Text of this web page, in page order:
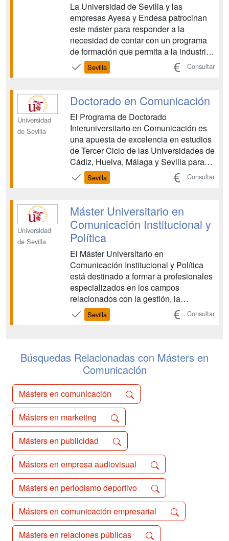
La Universidad de Sevilla y las
empresas Ayesa y Endesa patrocinan
este máster para responder a la
necesidad de contar con un programa
de formación que permita a la industria
andaluza y española disponer de
profesionales capacitados para
de información y telecomunicaciones
de alto impacto y alcance global. Con ...
Sevilla Consultar
Universidad
de Sevilla
Doctorado en Comunicación
El Programa de Doctorado
Interuniversitario en Comunicación es
una apuesta de excelencia en estudios
de Tercer Ciclo de las Universidades de
Cádiz, Huelva, Málaga y Sevilla para
ofrecer a los futuros Doctores en
Comunicación un programa formativo
internacional, con seis líneas de
investigación definidas y una ...
Sevilla Consultar
Universidad
de Sevilla
Máster Universitario en
Comunicación Institucional y
Política
El Máster Universitario en
Comunicación Institucional y Política
está destinado a formar a profesionales
especializados en los campos
relacionados con la gestión, la
promoción y la estrategia dentro del
ámbito de la comunicación política y de
la preparación de campañas ele...
Sevilla Consultar
Búsquedas Relacionadas con Másters en
Comunicación
Másters en comunicación
Másters en marketing
Másters en publicidad
Másters en empresa audiovisual
Másters en periodismo deportivo
Másters en comunicación empresarial
Másters en relaciones públicas